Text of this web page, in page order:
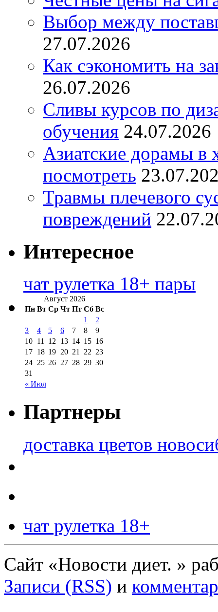
Выбор между
27.07.2026
Как сэкономить на
26.07.2026
Сливы курсов по
обучения 24.07.2026
Азиатские дорамы в
посмотреть
Травмы плечевого
повреждений
Интересное
чат рулетка 18+ пары
Август 2026
Пн Вт Ср Чт Пт Сб Вс
« Июл
1
2
3
4 5 6 7 8
9
10 11 12 13 14 15 16
17 18 19 20 21 22 23
24 25 26 27 28 29 30
31
Партнеры
доставка цветов
чат рулетка 18+
Сайт «Новости диет. »
Записи (RSS) и